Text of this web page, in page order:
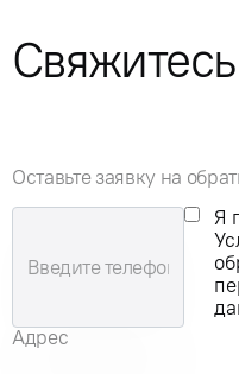
Оставьте заявку на
Я
Адрес